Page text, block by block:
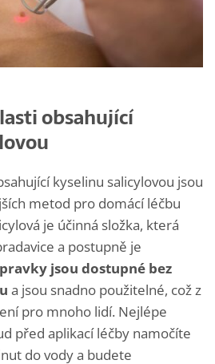
obsahující
kyselinu salicylovou jsou
metod pro domácí léčbu
je účinná složka, která
a postupně je
jsou dostupné bez
a jsou snadno použitelné, což z
pro mnoho lidí. Nejlépe
před aplikací léčby namočíte
do vody a budete